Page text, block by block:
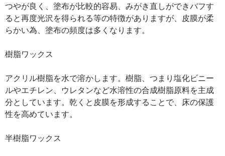
つやが良く、塗布が比較的容易、みがき直しができバフす
ると再度光沢を得られる等の特徴がありますが、皮膜が柔
らかい為、塗布の頻度は多くなります。
樹脂ワックス
アクリル樹脂を水で溶かします。樹脂、つまり塩化ビニー
ルやエチレン、ウレタンなど水溶性の合成樹脂原料を主成
分としています。乾くと皮膜を形成することで、床の保護
性を高めています。
半樹脂ワックス